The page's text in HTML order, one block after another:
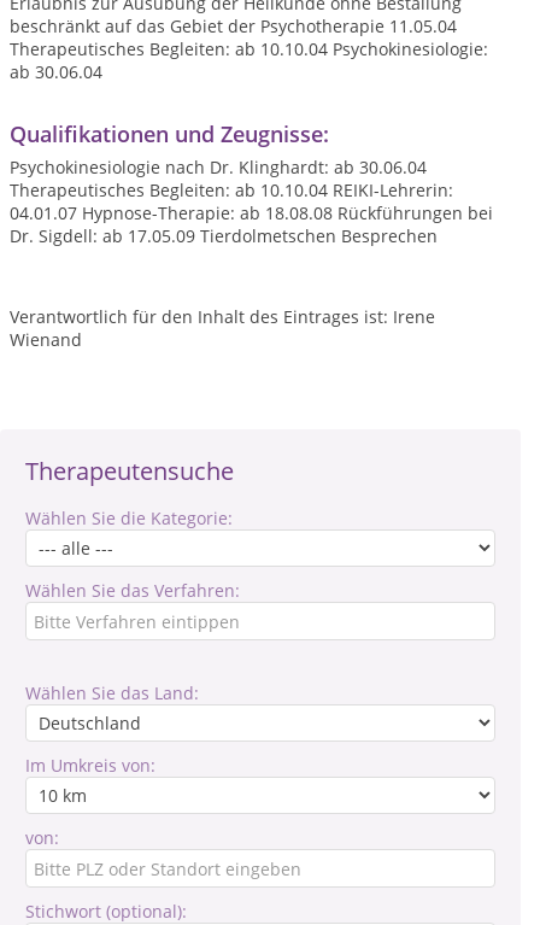
Therapeutensuche
Wählen Sie die Kategorie:
Wählen Sie das Verfahren:
Wählen Sie das Land:
Im Umkreis von:
von:
Stichwort (optional):
beschränkt auf das Gebiet der Psychotherapie 11.05.04
Therapeutisches Begleiten: ab 10.10.04 Psychokinesiologie:
ab 30.06.04
Qualifikationen und Zeugnisse:
Psychokinesiologie nach Dr. Klinghardt: ab 30.06.04
Therapeutisches Begleiten: ab 10.10.04 REIKI-Lehrerin:
04.01.07 Hypnose-Therapie: ab 18.08.08 Rückführungen bei
Dr. Sigdell: ab 17.05.09 Tierdolmetschen Besprechen
Verantwortlich für den Inhalt des Eintrages ist: Irene
Wienand